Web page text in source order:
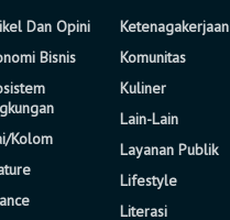
Dan Opini
Bisnis
Kolom
Ketenagakerjaan
Komunitas
Kuliner
Lain-Lain
Layanan Publik
Lifestyle
Literasi